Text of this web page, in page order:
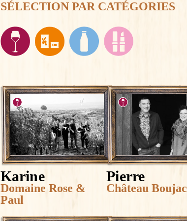
SÉLECTION PAR CATÉGORIES
Karine
Domaine Rose &
Paul
Pierre
Château Boujac